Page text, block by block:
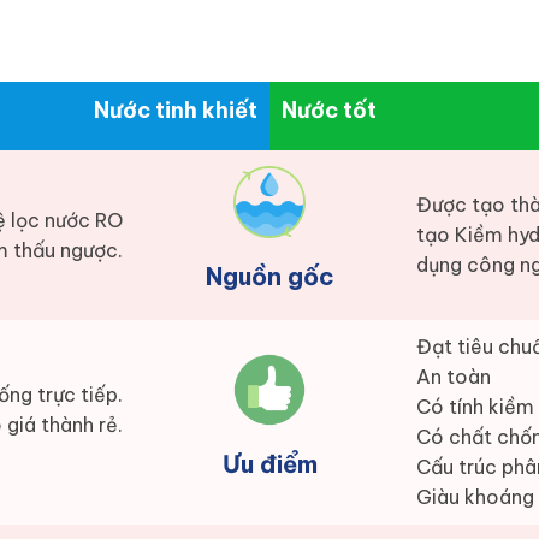
Nước tinh khiết Nước tốt
lọc nước RO
thấu ngược.
Nguồn gốc
Được tạo
tạo Kiềm
dụng công
trực tiếp.
thành rẻ.
Ưu điểm
Đạt tiêu
An toàn
Có tính kiềm
Có chất
Cấu trúc
Giàu khoáng